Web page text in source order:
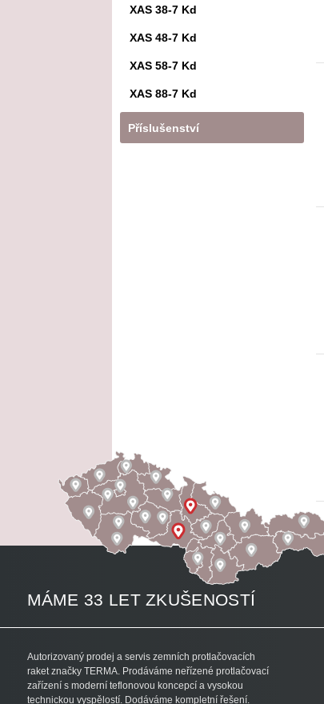
XAS 38-7 Kd
XAS 48-7 Kd
XAS 58-7 Kd
XAS 88-7 Kd
Příslušenství
MÁME 33 LET ZKUŠENOSTÍ
Autorizovaný prodej a servis zemních protlačovacích
raket značky TERMA. Prodáváme neřízené protlačovací
zařízení s moderní teflonovou koncepcí a vysokou
technickou vyspělostí. Dodáváme kompletní řešení.